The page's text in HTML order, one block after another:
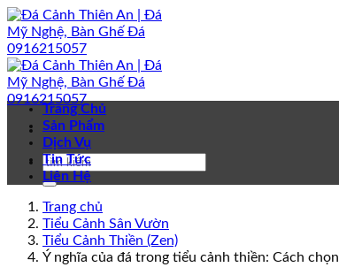
Bỏ
qua
nội
dung
Trang Chủ
Sản Phẩm
Dịch Vụ
Tin Tức
Liên Hệ
Trang chủ
Tiểu Cảnh Sân Vườn
Tiểu Cảnh Thiền (Zen)
Ý nghĩa của đá trong tiểu cảnh thiền: Cách